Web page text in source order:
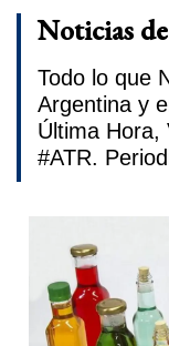
Noticias
Todo lo que
Argentina y
Última Hora,
#ATR.